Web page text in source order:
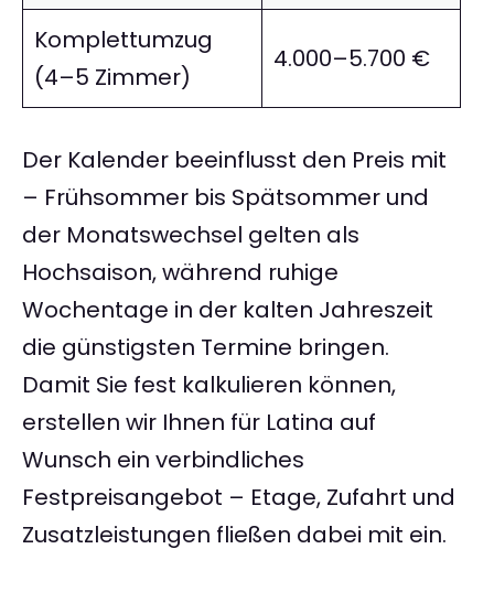
Komplettumzug
(4–5 Zimmer)
4.000–5.700 €
Der Kalender beeinflusst den Preis mit
– Frühsommer bis Spätsommer und
der Monatswechsel gelten als
Hochsaison, während ruhige
Wochentage in der kalten Jahreszeit
die günstigsten Termine bringen.
Damit Sie fest kalkulieren können,
erstellen wir Ihnen für Latina auf
Wunsch ein verbindliches
Festpreisangebot – Etage, Zufahrt und
Zusatzleistungen fließen dabei mit ein.